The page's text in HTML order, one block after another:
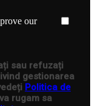
our
sau refuzați
gestionarea
Politica de
rugam sa